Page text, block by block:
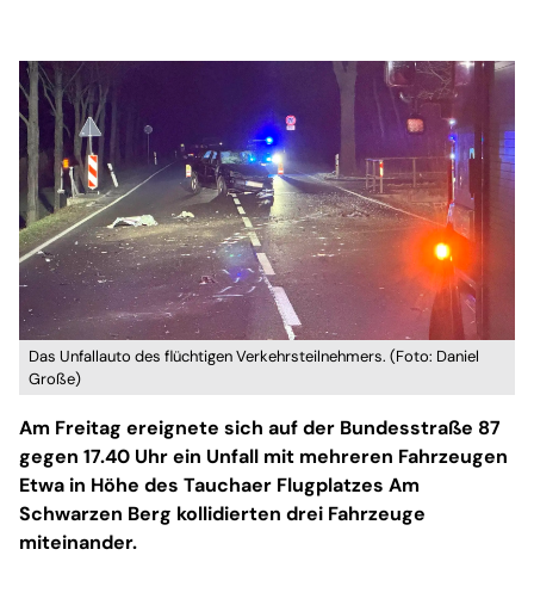
Das Unfallauto des flüchtigen Verkehrsteilnehmers. (Foto: Daniel
Große)
Am Freitag ereignete sich auf der Bundesstraße 87
gegen 17.40 Uhr ein Unfall mit mehreren Fahrzeugen
Etwa in Höhe des Tauchaer Flugplatzes Am
Schwarzen Berg kollidierten drei Fahrzeuge
miteinander.